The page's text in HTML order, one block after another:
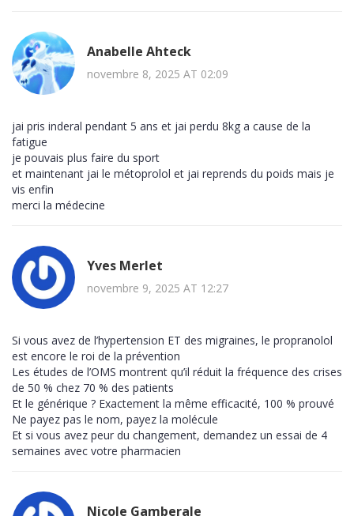
Anabelle Ahteck
novembre 8, 2025 AT 02:09
jai pris inderal pendant 5 ans et jai perdu 8kg a cause de la
fatigue
je pouvais plus faire du sport
et maintenant jai le métoprolol et jai reprends du poids mais je
vis enfin
merci la médecine
Yves Merlet
novembre 9, 2025 AT 12:27
Si vous avez de l’hypertension ET des migraines, le propranolol
est encore le roi de la prévention
Les études de l’OMS montrent qu’il réduit la fréquence des crises
de 50 % chez 70 % des patients
Et le générique ? Exactement la même efficacité, 100 % prouvé
Ne payez pas le nom, payez la molécule
Et si vous avez peur du changement, demandez un essai de 4
semaines avec votre pharmacien
Nicole Gamberale